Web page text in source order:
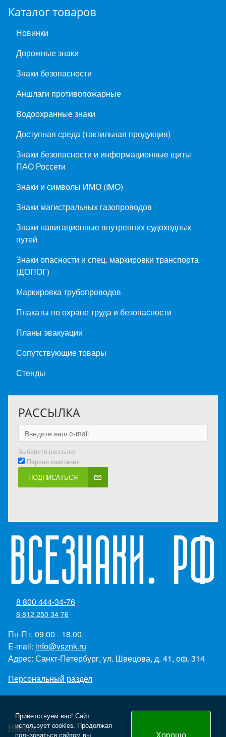
Каталог товаров
Новинки
Дорожные знаки
Знаки безопасности
Аншлаги противопожарные
Водоохранные знаки
Доступная среда (тактильная продукция)
Знаки безопасности и информационные щиты
ПАО Россети
Знаки и символы ИМО (IMO)
Знаки магистральных газопроводов
Знаки навигационные внутренних судоходных
путей
Знаки опасности и спец. маркировки транспорта
(ДОПОГ)
Маркировка трубопроводов
Плакаты по охране труда и безопасности
Планы эвакуации
Сопутствующие товары
Стенды
РАССЫЛКА
Выберите рассылку
Первая кампания
ПОДПИСАТЬСЯ
8 800 444-34-76
8 812 250 34 76
Пн-Пт: 09.00 - 18.00
E-mail: info@vsznk.ru
Адрес: Санкт-Петербург, ул. Швецова, д. 41, оф. 314
Персональный раздел
Наверх
Приветствуем вас! Сайт
использует cookies. Продолжая
пользоваться сайтом вы
Хорошо